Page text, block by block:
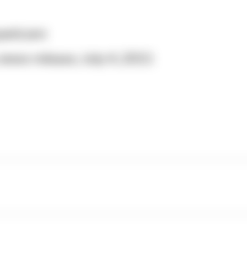
release, July 4, 2011